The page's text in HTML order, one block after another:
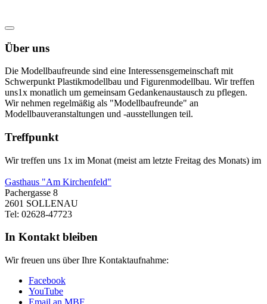
Über uns
Die Modellbaufreunde sind eine Interessensgemeinschaft mit
Schwerpunkt Plastikmodellbau und Figurenmodellbau. Wir treffen
uns1x monatlich um gemeinsam Gedankenaustausch zu pflegen.
Wir nehmen regelmäßig als "Modellbaufreunde" an
Modellbauveranstaltungen und -ausstellungen teil.
Treffpunkt
Wir treffen uns 1x im Monat (meist am letzte Freitag des Monats) im
Gasthaus "Am Kirchenfeld"
Pachergasse 8
2601 SOLLENAU
Tel: 02628-47723
In Kontakt bleiben
Wir freuen uns über Ihre Kontaktaufnahme:
Facebook
YouTube